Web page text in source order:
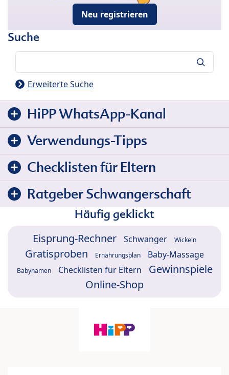
Neu registrieren
Suche
Erweiterte Suche
HiPP WhatsApp-Kanal
Verwendungs-Tipps
Checklisten für Eltern
Ratgeber Schwangerschaft
Häufig geklickt
Eisprung-Rechner Schwanger Wickeln
Gratisproben Ernährungsplan Baby-Massage
Babynamen Checklisten für Eltern
Gewinnspiele
Online-Shop